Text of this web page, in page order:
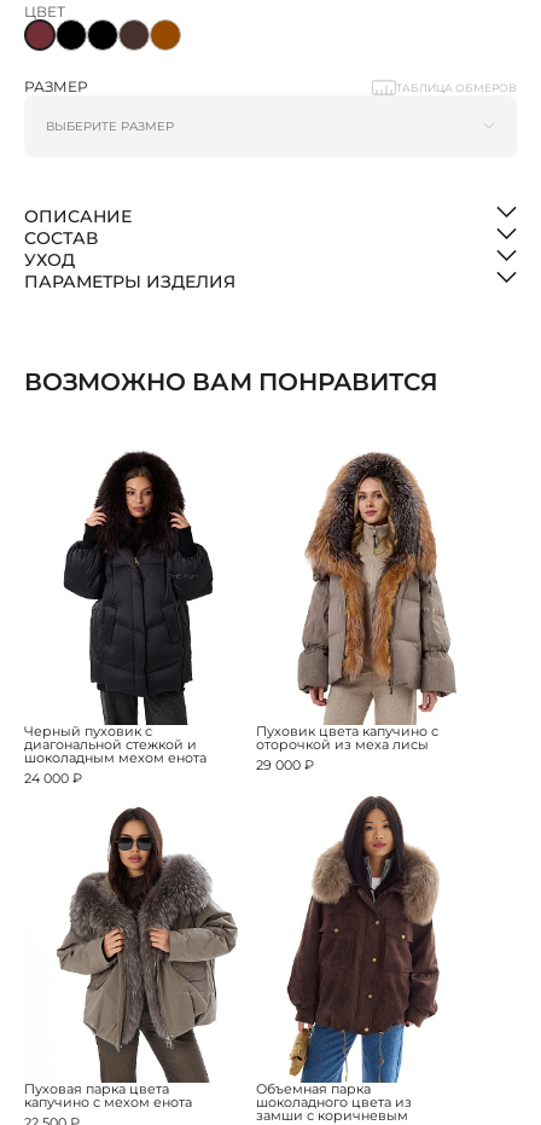
ЦВЕТ
РАЗМЕР ТАБЛИЦА ОБМЕРОВ
ОПИСАНИЕ
СОСТАВ
УХОД
ПАРАМЕТРЫ ИЗДЕЛИЯ
ВОЗМОЖНО ВАМ ПОНРАВИТСЯ
Черный пуховик с
диагональной стежкой и
шоколадным мехом енота
24 000 ₽
Пуховик цвета капучино с
оторочкой из меха лисы
29 000 ₽
Пуховая парка цвета
капучино с мехом енота
Объемная парка
шоколадного цвета из
замши с коричневым